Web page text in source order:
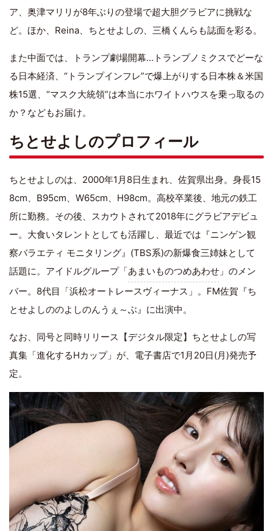
ア、奥津マリリが8年ぶりの登場で超大胆グラビアに挑戦な
ど。ほか、Reina、ちとせよしの、三橋くんらも誌面を彩る。
また中面では、トランプ劇場開幕…トランプノミクスでどーな
る日本経済、“トランプインフレ”で爆上がりする日本株＆米国
株15選、“マスク大統領”は本当にホワイトハウスを乗っ取るの
か？などもお届け。
ちとせよしのプロフィール
ちとせよしのは、2000年1月8日生まれ、佐賀県出身。身長15
8cm、B95cm、W65cm、H98cm。高校卒業後、地元の鉄工
所に勤務。その後、スカウトされて2018年にグラビアデビュ
ー。大食いタレントとしても活躍し、最近では『ニンゲン観
察バラエティ モニタリング』(TBS系)の新爆食三姉妹として
話題に。アイドルグループ「あまいものつめあわせ 」のメン
バー。8代目「浜松オートレースヴィーナス」。FM佐賀『ち
とせよしののよしのんうぇ～ぶ』に出演中。
なお、同号と同時リリース【デジタル限定】ちとせよしの写
真集「進化するHカップ」が、電子書店で1月20日(月)発売予
定。